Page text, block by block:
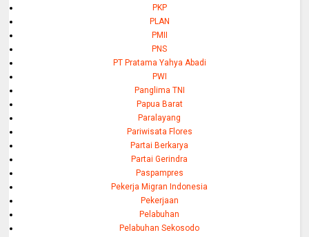
PKP
PLAN
PMII
PNS
PT Pratama Yahya Abadi
PWI
Panglima TNI
Papua Barat
Paralayang
Pariwisata Flores
Partai Berkarya
Partai Gerindra
Paspampres
Pekerja Migran Indonesia
Pekerjaan
Pelabuhan
Pelabuhan Sekosodo